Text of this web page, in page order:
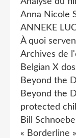
Anna Nicole
ANNEKE
À quoi
Archives de
Belgian X
Beyond the
Beyond the
protected
Bill
« Borderline